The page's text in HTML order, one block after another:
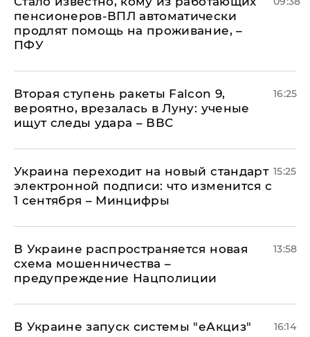
пенсионеров-ВПЛ автоматически
продлят помощь на проживание, –
ПФУ
Вторая ступень ракеты Falcon 9,
вероятно, врезалась в Луну: ученые
ищут следы удара – ВВС
16:25
Украина переходит на новый стандарт
электронной подписи: что изменится с
1 сентября – Минцифры
15:25
В Украине распространяется новая
схема мошенничества –
предупреждение Нацполиции
13:58
В Украине запуск системы "еАкциз"
16:14